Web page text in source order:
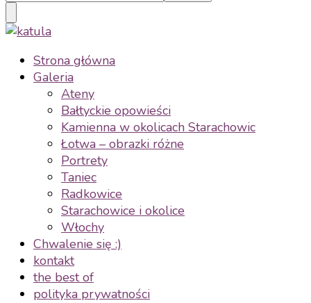
katula
twórz wspomnienia, nie zdjęcia
Strona główna
Galeria
Ateny
Bałtyckie opowieści
Kamienna w okolicach Starachowic
Łotwa – obrazki różne
Portrety
Taniec
Radkowice
Starachowice i okolice
Włochy
Chwalenie się :)
kontakt
the best of
polityka prywatności